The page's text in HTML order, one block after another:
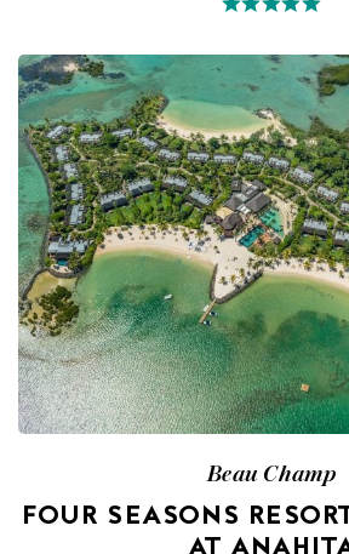
Beau Champ
FOUR SEASONS
AT